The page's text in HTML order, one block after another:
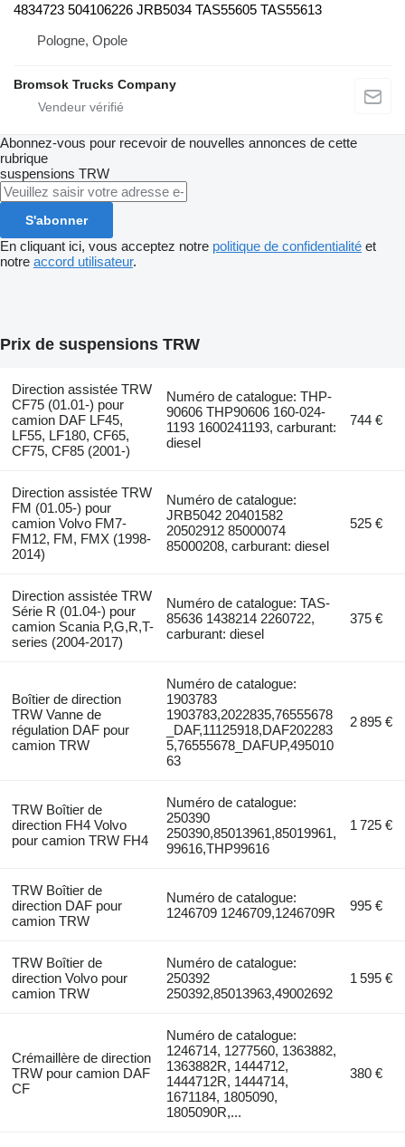
4834723 504106226 JRB5034 TAS55605 TAS55613
Pologne, Opole
Bromsok Trucks Company
Abonnez-vous pour recevoir de nouvelles annonces de cette
rubrique
suspensions TRW
S'abonner
En cliquant ici, vous acceptez notre politique de confidentialité et
notre accord utilisateur.
Prix de suspensions TRW
Direction assistée TRW
CF75 (01.01-) pour
camion DAF LF45,
LF55, LF180, CF65,
CF75, CF85 (2001-)
Numéro de catalogue: THP-
90606 THP90606 160-024-
1193 1600241193, carburant:
diesel
744 €
Direction assistée TRW
FM (01.05-) pour
camion Volvo FM7-
FM12, FM, FMX (1998-
2014)
Numéro de catalogue:
JRB5042 20401582
20502912 85000074
85000208, carburant: diesel
525 €
Direction assistée TRW
Série R (01.04-) pour
camion Scania P,G,R,T-
series (2004-2017)
Numéro de catalogue: TAS-
85636 1438214 2260722,
carburant: diesel
375 €
Boîtier de direction
TRW Vanne de
régulation DAF pour
camion TRW
Numéro de catalogue:
1903783
1903783,2022835,76555678
_DAF,11125918,DAF202283
5,76555678_DAFUP,495010
63
2 895 €
TRW Boîtier de
direction FH4 Volvo
pour camion TRW FH4
Numéro de catalogue:
250390
250390,85013961,85019961,
99616,THP99616
1 725 €
TRW Boîtier de
direction DAF pour
camion TRW
Numéro de catalogue:
1246709 1246709,1246709R
995 €
TRW Boîtier de
direction Volvo pour
camion TRW
Numéro de catalogue:
250392
250392,85013963,49002692
1 595 €
Crémaillère de direction
TRW pour camion DAF
CF
Numéro de catalogue:
1246714, 1277560, 1363882,
1363882R, 1444712,
1444712R, 1444714,
1671184, 1805090,
1805090R,...
380 €